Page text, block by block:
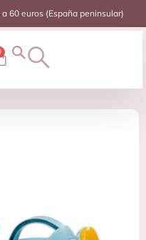
60 euros (España peninsular)